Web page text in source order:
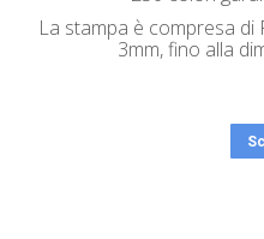
La stampa è compresa
3mm, fino alla